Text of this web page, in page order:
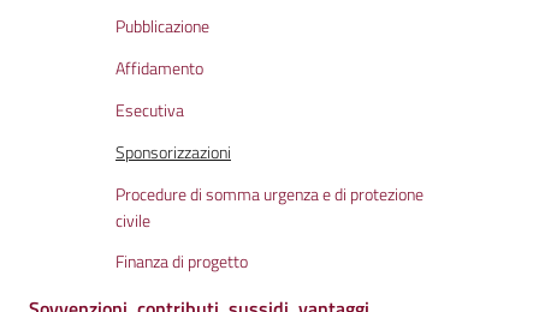
Pubblicazione
Affidamento
Esecutiva
Sponsorizzazioni
Procedure di somma urgenza e di protezione
civile
Finanza di progetto